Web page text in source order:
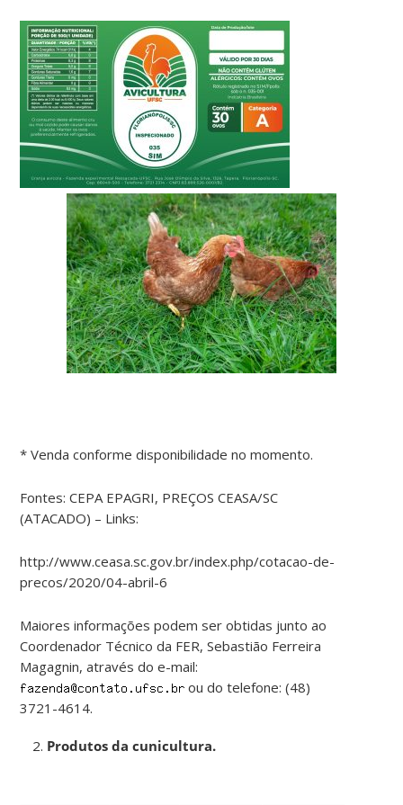
* Venda conforme disponibilidade no momento.
Fontes: CEPA EPAGRI, PREÇOS CEASA/SC
(ATACADO) – Links:
http://www.ceasa.sc.gov.br/index.php/cotacao-de-
precos/2020/04-abril-6
Maiores informações podem ser obtidas junto ao
Coordenador Técnico da FER, Sebastião Ferreira
Magagnin, através do e-mail:
ou do telefone: (48)
3721-4614.
Produtos da cunicultura.